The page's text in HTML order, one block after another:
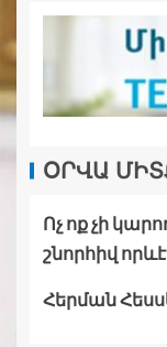
ՕՐՎԱ
Ոչ ոք չի
շնորհիվ
Հերման